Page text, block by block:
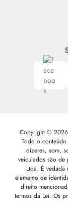
Copyright © 2026
Todo o
dizeres, som,
veiculados são de
Ltda. É
elemento de
direito
termos da Lei. Os